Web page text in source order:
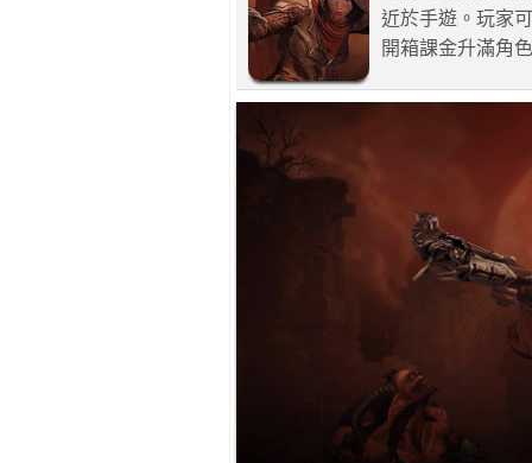
近於手遊。玩家
開箱課金升滿角